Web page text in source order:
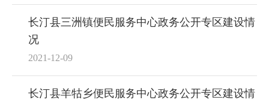
2021-12-09
长汀县三洲镇便民服务中心政务公开专区建设情
况
长汀县羊牯乡便民服务中心政务公开专区建设情